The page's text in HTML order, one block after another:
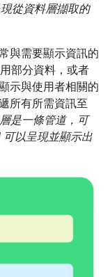
從資料層擷取的
與需要顯示資訊的
部分資料，或者
示與使用者相關的
所有所需資訊至
是一條管道，可
以呈現並顯示出